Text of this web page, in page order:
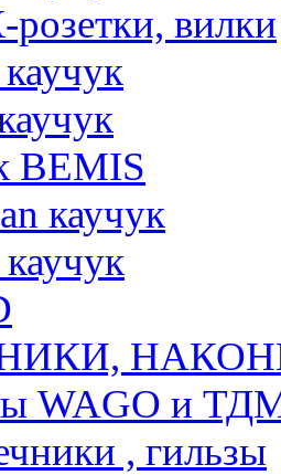
вилки
BEMIS
каучук
WAGO и
, гильзы